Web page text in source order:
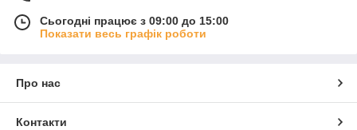
Сьогодні працює з 09:00 до 15:00
Показати весь графік роботи
Про нас
Контакти